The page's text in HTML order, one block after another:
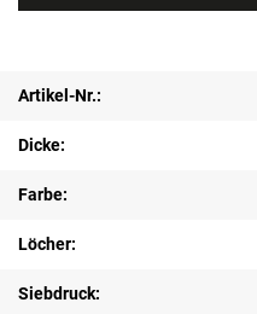
Artikel-Nr.:
Dicke:
Farbe:
Löcher:
Siebdruck: